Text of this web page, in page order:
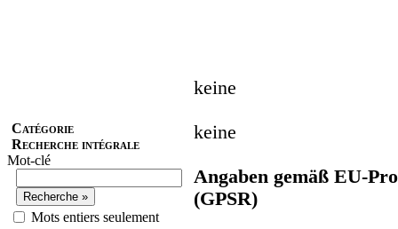
Catégorie
Recherche intégrale
Mot-clé
Mots entiers seulement
keine
keine
Angaben gemäß EU-
(GPSR)